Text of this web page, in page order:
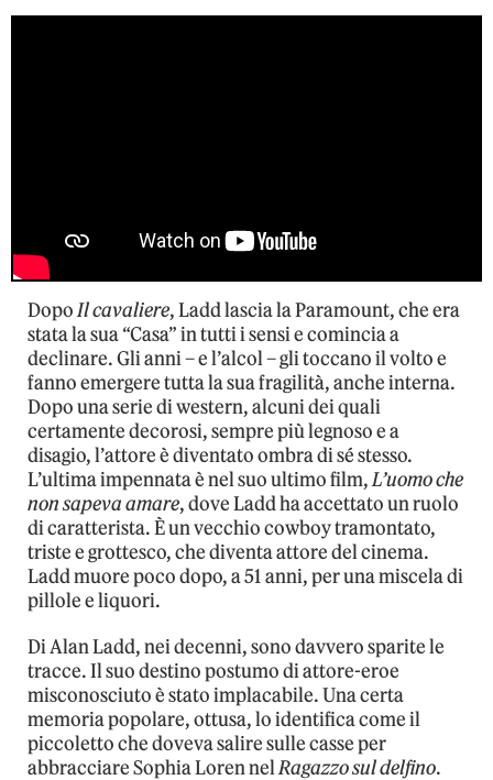
DopoIl cavaliere, Ladd lascia la Paramount, che era
stata la sua “Casa” in tutti i sensi e comincia a
declinare. Gli anni – e l’alcol – gli toccano il volto e
fanno emergere tutta la sua fragilità, anche interna.
Dopo una serie di western, alcuni dei quali
certamente decorosi, sempre più legnoso e a
disagio, l’attore è diventato ombra di sé stesso.
L’ultima impennata è nel suo ultimo film,L’uomo che
non sapeva amare, dove Ladd ha accettato un ruolo
di caratterista. È un vecchio cowboy tramontato,
triste e grottesco, che diventa attore del cinema.
Ladd muore poco dopo, a 51 anni, per una miscela di
pillole e liquori.
Di Alan Ladd, nei decenni, sono davvero sparite le
tracce. Il suo destino postumo di attore-eroe
misconosciuto è stato implacabile. Una certa
memoria popolare, ottusa, lo identifica come il
piccoletto che doveva salire sulle casse per
abbracciare Sophia Loren nelRagazzo sul delfino.